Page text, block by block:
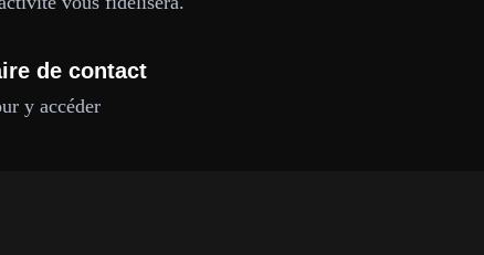
de contact
y accéder